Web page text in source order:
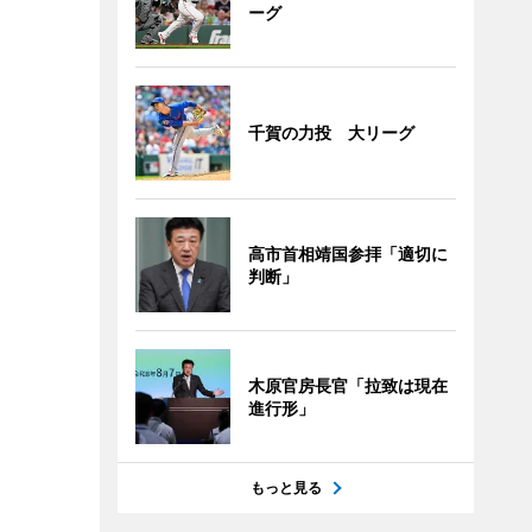
ーグ
千賀の力投 大リーグ
高市首相靖国参拝「適切に
判断」
木原官房長官「拉致は現在
進行形」
もっと見る